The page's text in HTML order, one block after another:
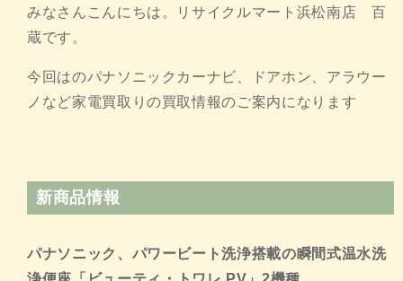
みなさんこんにちは。リサイクルマート浜松南店 百
蔵です。
今回はのパナソニックカーナビ、ドアホン、アラウー
ノなど家電買取りの買取情報のご案内になります
新商品情報
パナソニック、パワービート洗浄搭載の瞬間式温水洗